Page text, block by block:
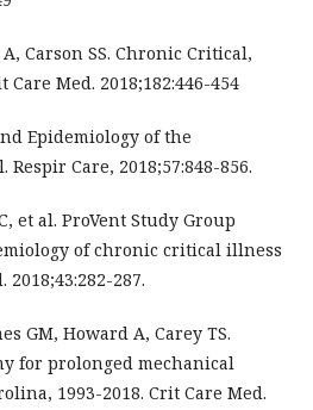
A, Carson SS. Chronic Critical,
Med. 2018;182:446-454
Epidemiology of the
Care, 2018;57:848-856.
et al. ProVent Study Group
of chronic critical illness
287.
GM, Howard A, Carey TS.
for prolonged mechanical
1993-2018. Crit Care Med.